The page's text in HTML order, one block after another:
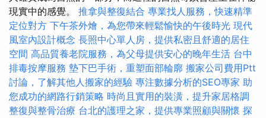
現實中的感覺。 推拿與整復結合 專業找人服務，快速精準
定位對方 下午茶外燴，為您帶來輕鬆愉快的午後時光 現代
風室內設計概念 長照中心單人房，提供私密且舒適的居住
空間 高品質養老院服務，為父母提供安心的晚年生活 台中
排毒按摩服務 墊下巴手術，重塑面部輪廓 搬家公司費用Ptt
討論，了解其他人搬家的經驗 專注數據分析的SEO專家 助
您成功的網路行銷策略 時尚且實用的裝潢，提升家居格調
整復與整骨治療 台北的護理之家，提供專業照顧與關懷 探